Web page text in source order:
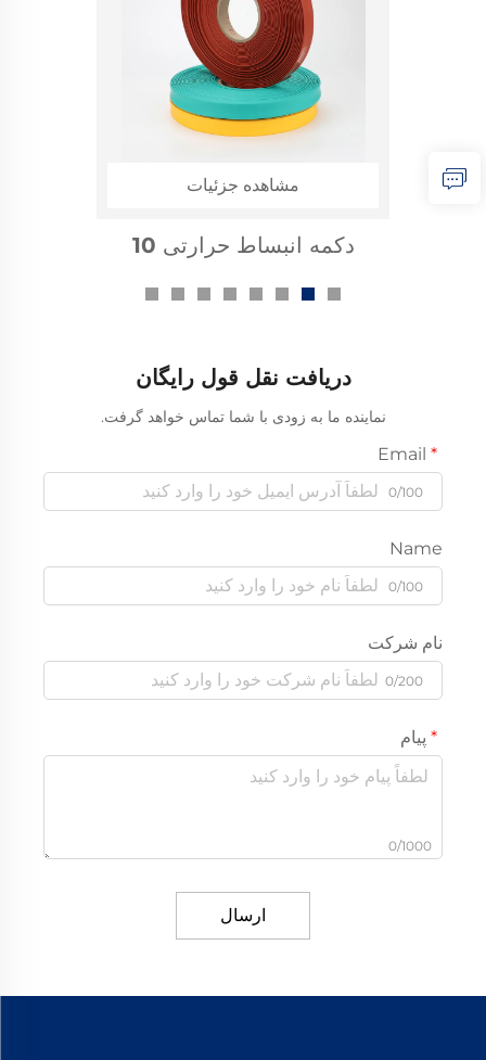
مشاهده جزئیات
دکمه انبساط حرارتی 10
دریافت نقل قول رایگان
نماینده ما به زودی با شما تماس خواهد گرفت.
0/100
Name
0/100
نام شرکت
0/200
پیام
0/1000
ارسال